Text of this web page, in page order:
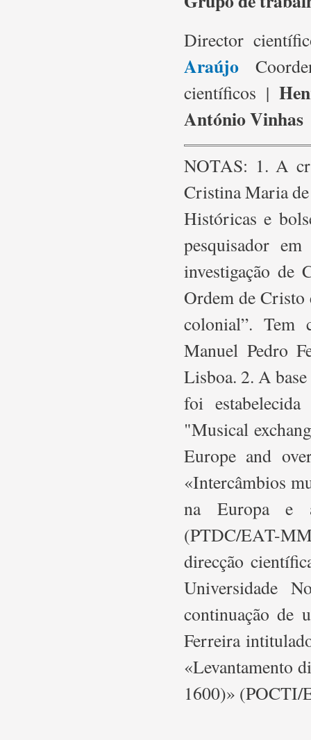
Director
Araújo
científicos |
António Vinhas
NOTAS: 1. A
Cristina Maria
Históricas e
pesquisador
investigação de
Ordem de Cristo
colonial”. Tem
Manuel Pedro
Lisboa. 2. A
foi
"Musical
Europe and
«Intercâmbios
na Europa e
(PTDC/EAT-
direcção
Universidade
continuação de
Ferreira
«Levantamento
1600)» (POCTI/